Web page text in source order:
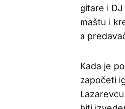
gitare i
maštu i
a
Kada je
započeti